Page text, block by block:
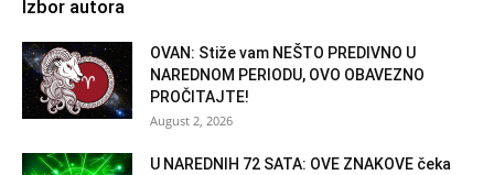
Izbor autora
OVAN: Stiže vam NEŠTO PREDIVNO U
NAREDNOM PERIODU, OVO OBAVEZNO
PROČITAJTE!
August 2, 2026
U NAREDNIH 72 SATA: OVE ZNAKOVE čeka